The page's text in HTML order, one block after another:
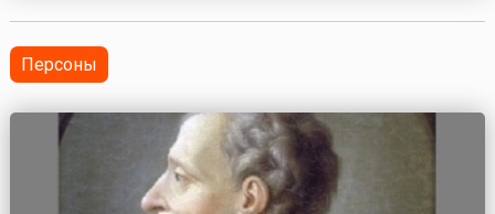
прорывом блокады Ленинграда, освобождением
Шлиссельбурга и...
Персоны